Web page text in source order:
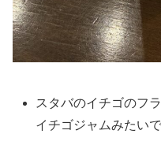
スタバのイチゴのフ
イチゴジャムみたい